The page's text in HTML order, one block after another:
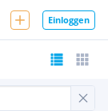
Einloggen